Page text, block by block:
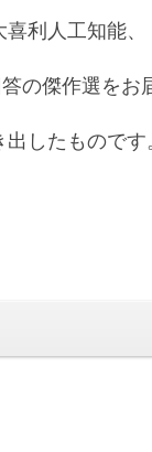
利人工知能、
の傑作選をお
したものです